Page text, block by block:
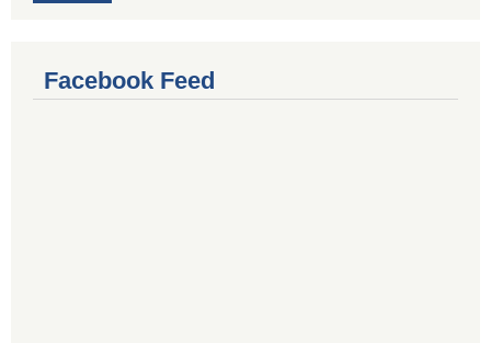
Facebook Feed